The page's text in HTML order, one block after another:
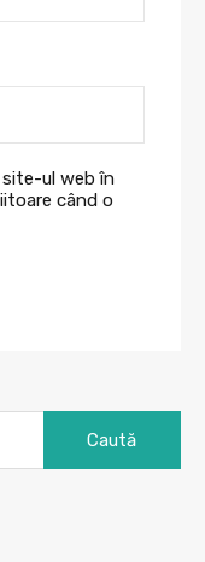
site-ul web în
când o